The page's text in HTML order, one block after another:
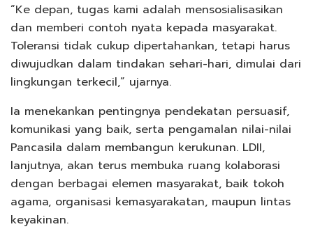
“Ke depan, tugas kami adalah mensosialisasikan
dan memberi contoh nyata kepada masyarakat.
Toleransi tidak cukup dipertahankan, tetapi harus
diwujudkan dalam tindakan sehari-hari, dimulai dari
lingkungan terkecil,” ujarnya.
Ia menekankan pentingnya pendekatan persuasif,
komunikasi yang baik, serta pengamalan nilai-nilai
Pancasila dalam membangun kerukunan. LDII,
lanjutnya, akan terus membuka ruang kolaborasi
dengan berbagai elemen masyarakat, baik tokoh
agama, organisasi kemasyarakatan, maupun lintas
keyakinan.